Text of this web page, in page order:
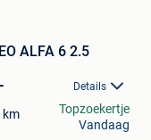
ALFA 6 2.5
Details
km
Topzoekertje
Vandaag